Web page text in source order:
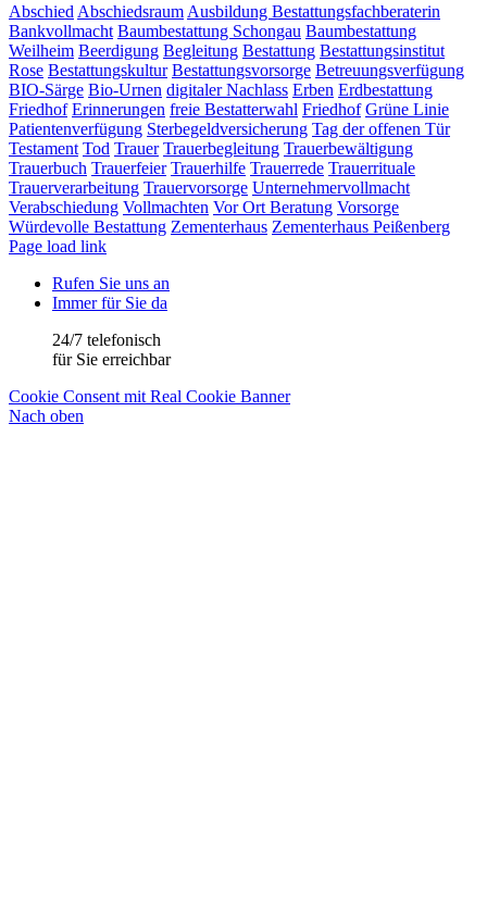
Abschied Abschiedsraum Ausbildung Bestattungsfachberaterin
Bankvollmacht Baumbestattung Schongau Baumbestattung
Weilheim Beerdigung Begleitung Bestattung Bestattungsinstitut
Rose Bestattungskultur Bestattungsvorsorge Betreuungsverfügung
BIO-Särge Bio-Urnen digitaler Nachlass Erben Erdbestattung
Friedhof Erinnerungen freie Bestatterwahl Friedhof Grüne Linie
Patientenverfügung Sterbegeldversicherung Tag der offenen Tür
Testament Tod Trauer Trauerbegleitung Trauerbewältigung
Trauerbuch Trauerfeier Trauerhilfe Trauerrede Trauerrituale
Trauerverarbeitung Trauervorsorge Unternehmervollmacht
Verabschiedung Vollmachten Vor Ort Beratung Vorsorge
Würdevolle Bestattung Zementerhaus Zementerhaus Peißenberg
Page load link
Rufen Sie uns an
Immer für Sie da
24/7 telefonisch
für Sie erreichbar
Cookie Consent mit Real Cookie Banner
Nach oben